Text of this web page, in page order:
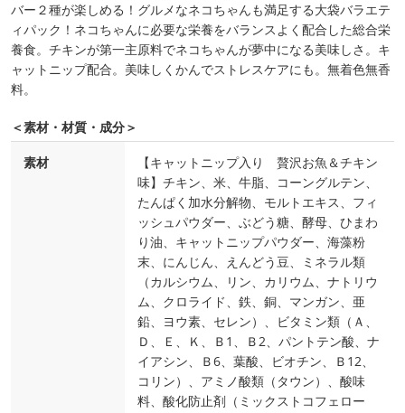
バー２種が楽しめる！グルメなネコちゃんも満足する大袋バラエテ
ィパック！ネコちゃんに必要な栄養をバランスよく配合した総合栄
養食。チキンが第一主原料でネコちゃんが夢中になる美味しさ。キ
ャットニップ配合。美味しくかんでストレスケアにも。無着色無香
料。
＜素材・材質・成分＞
素材
【キャットニップ入り 贅沢お魚＆チキン
味】チキン、米、牛脂、コーングルテン、
たんぱく加水分解物、モルトエキス、フィ
ッシュパウダー、ぶどう糖、酵母、ひまわ
り油、キャットニップパウダー、海藻粉
末、にんじん、えんどう豆、ミネラル類
（カルシウム、リン、カリウム、ナトリウ
ム、クロライド、鉄、銅、マンガン、亜
鉛、ヨウ素、セレン）、ビタミン類（Ａ、
Ｄ、Ｅ、Ｋ、Ｂ1、Ｂ2、パントテン酸、ナ
イアシン、Ｂ6、葉酸、ビオチン、Ｂ12、
コリン）、アミノ酸類（タウン）、酸味
料、酸化防止剤（ミックストコフェロー